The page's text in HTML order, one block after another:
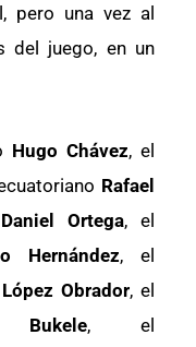
pero una vez al
del juego, en un
Hugo Chávez, el
Rafael
Daniel Ortega, el
Hernández, el
Obrador, el
Bukele, el